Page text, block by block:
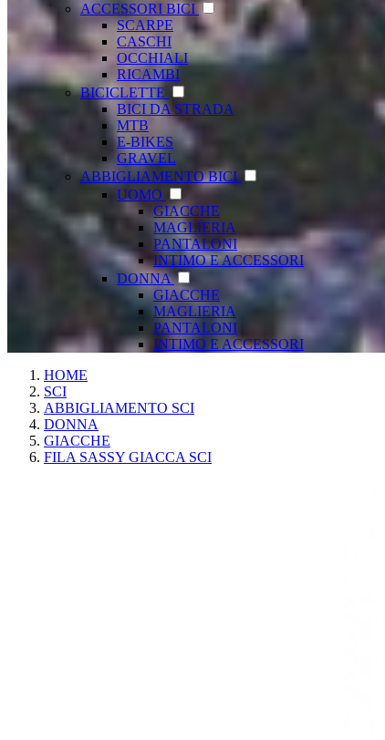
ACCESSORI BICI
SCARPE
CASCHI
OCCHIALI
RICAMBI
BICICLETTE
BICI DA STRADA
MTB
E-BIKES
GRAVEL
ABBIGLIAMENTO BICI
UOMO
GIACCHE
MAGLIERIA
PANTALONI
INTIMO E ACCESSORI
DONNA
GIACCHE
MAGLIERIA
PANTALONI
INTIMO E ACCESSORI
HOME
SCI
ABBIGLIAMENTO SCI
DONNA
GIACCHE
FILA SASSY GIACCA SCI